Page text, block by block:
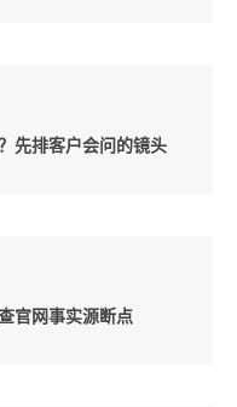
先排客户会问的镜头
官网事实源断点